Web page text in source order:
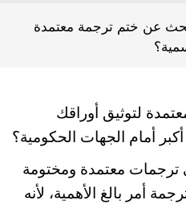
عن ختم ترجمة معتمدة
لتوثيق أوراقك
أمام الجهات الحكومية؟
معتمدة ومختومة
أمر بالغ الأهمية، لأنه